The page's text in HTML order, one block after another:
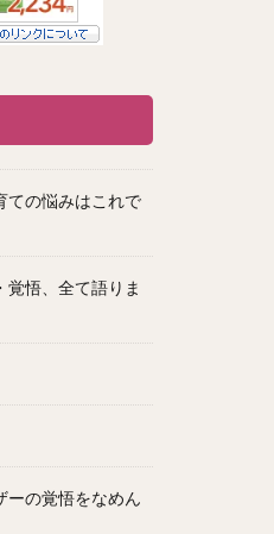
ての悩みはこれで
覚悟、全て語りま
ーの覚悟をなめん